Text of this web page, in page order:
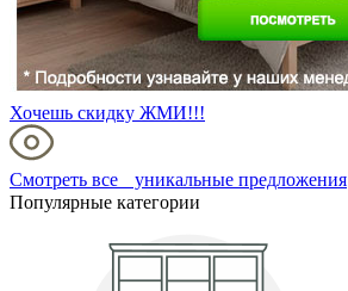
Хочешь скидку ЖМИ!!!
Смотреть все уникальные предложения
Популярные категории